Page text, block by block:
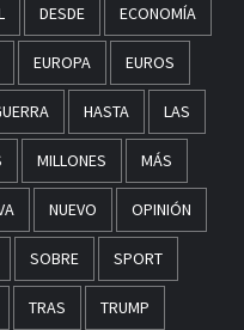
DESDE ECONOMÍA
EUROPA EUROS
HASTA LAS
MILLONES MÁS
NUEVO OPINIÓN
SOBRE SPORT
TRAS TRUMP